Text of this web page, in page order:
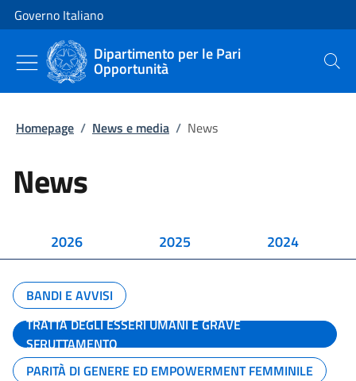
Vai al contenuto
Vai alla navigazione del sito
Governo Italiano
Dipartimento per le Pari
Opportunità Cerca
Homepage / News e media / News
News
2026 2025 2024
BANDI E AVVISI
TRATTA DEGLI ESSERI UMANI E GRAVE
SFRUTTAMENTO
PARITÀ DI GENERE ED EMPOWERMENT FEMMINILE